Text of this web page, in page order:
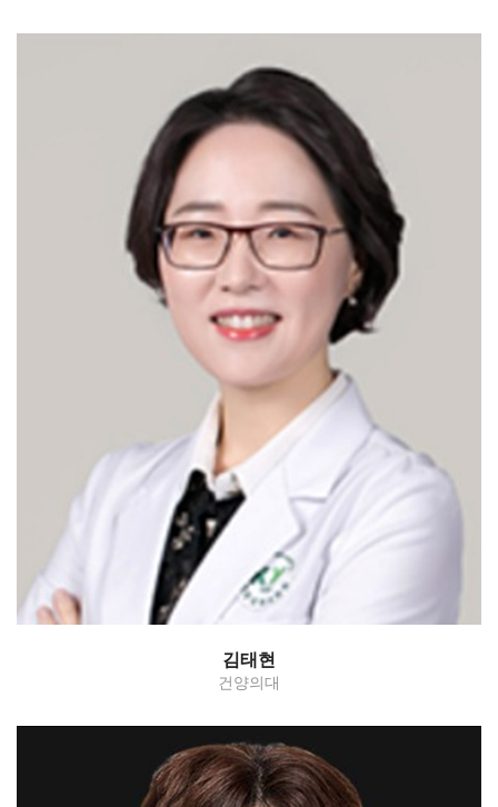
hysterectomy-benign/hysterectomy-
malignant/Sacrocolpopexy
김태현
건양의대